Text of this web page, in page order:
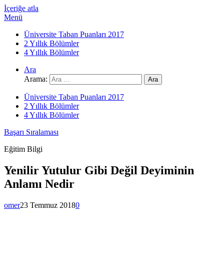
İçeriğe atla
Menü
Üniversite Taban Puanları 2017
2 Yıllık Bölümler
4 Yıllık Bölümler
Ara
Arama:
Üniversite Taban Puanları 2017
2 Yıllık Bölümler
4 Yıllık Bölümler
Başarı Sıralaması
Eğitim Bilgi
Yenilir Yutulur Gibi Değil Deyiminin
Anlamı Nedir
omer23 Temmuz 20180